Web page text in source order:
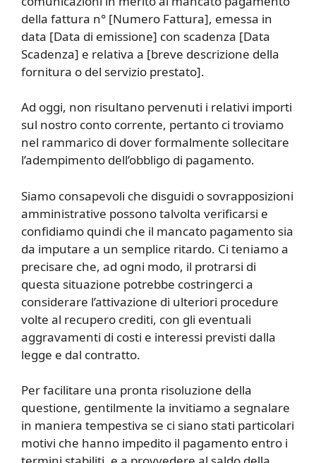
della fattura n° [Numero Fattura], emessa in
data [Data di emissione] con scadenza [Data
Scadenza] e relativa a [breve descrizione della
fornitura o del servizio prestato].
Ad oggi, non risultano pervenuti i relativi importi
sul nostro conto corrente, pertanto ci troviamo
nel rammarico di dover formalmente sollecitare
l’adempimento dell’obbligo di pagamento.
Siamo consapevoli che disguidi o sovrapposizioni
amministrative possono talvolta verificarsi e
confidiamo quindi che il mancato pagamento sia
da imputare a un semplice ritardo. Ci teniamo a
precisare che, ad ogni modo, il protrarsi di
questa situazione potrebbe costringerci a
considerare l’attivazione di ulteriori procedure
volte al recupero crediti, con gli eventuali
aggravamenti di costi e interessi previsti dalla
legge e dal contratto.
Per facilitare una pronta risoluzione della
questione, gentilmente la invitiamo a segnalare
in maniera tempestiva se ci siano stati particolari
motivi che hanno impedito il pagamento entro i